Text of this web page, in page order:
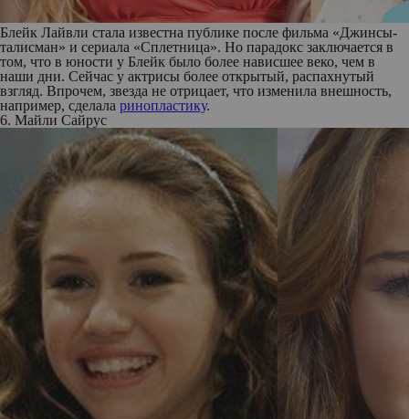
Блейк Лайвли стала известна публике после фильма «Джинсы-
талисман» и сериала «Сплетница». Но парадокс заключается в
том, что в юности у Блейк было более нависшее веко, чем в
наши дни. Сейчас у актрисы более открытый, распахнутый
взгляд. Впрочем, звезда не отрицает, что изменила внешность,
например, сделала ринопластику.
6. Майли Сайрус